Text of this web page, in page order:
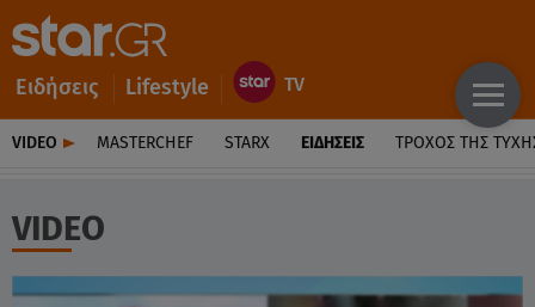
Ειδήσεις Lifestyle
VIDEO MASTERCHEF STARX ΕΙΔΉΣΕΙΣ ΤΡΟΧΌΣ ΤΗΣ
VIDEO